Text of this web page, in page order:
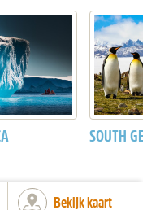
SOUTH
Bekijk kaart